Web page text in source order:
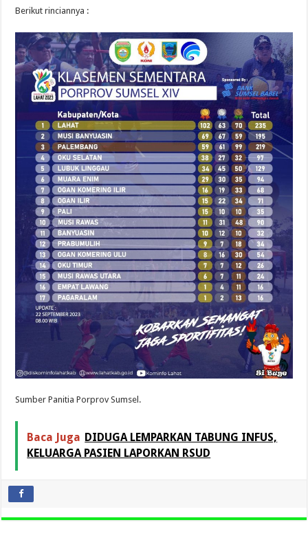
Berikut rinciannya :
Sumber Panitia Porprov Sumsel.
Baca Juga DIDUGA LEMPARKAN TABUNG INFUS,
KELUARGA PASIEN LAPORKAN RSUD